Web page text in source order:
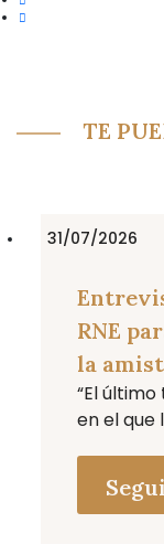
TE
31/07/2026
RNE
la
“El
en el que